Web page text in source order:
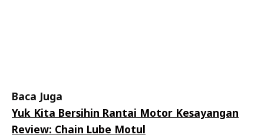
Baca Juga
Yuk Kita Bersihin Rantai Motor Kesayangan
Review: Chain Lube Motul